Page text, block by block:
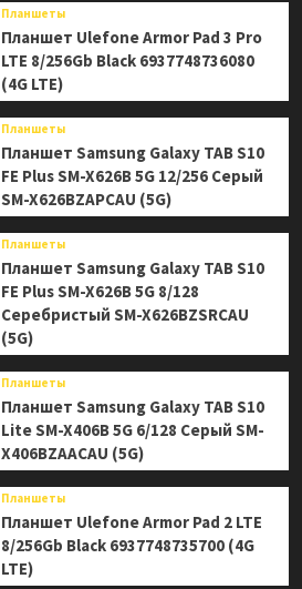
Планшеты
Планшет Ulefone Armor Pad 3 Pro
LTE 8/256Gb Black 6937748736080
(4G LTE)
Планшеты
Планшет Samsung Galaxy TAB S10
FE Plus SM-X626B 5G 12/256 Серый
SM-X626BZAPCAU (5G)
Планшеты
Планшет Samsung Galaxy TAB S10
FE Plus SM-X626B 5G 8/128
Серебристый SM-X626BZSRCAU
(5G)
Планшеты
Планшет Samsung Galaxy TAB S10
Lite SM-X406B 5G 6/128 Серый SM-
X406BZAACAU (5G)
Планшеты
Планшет Ulefone Armor Pad 2 LTE
8/256Gb Black 6937748735700 (4G
LTE)